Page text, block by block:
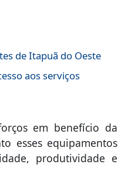
de Itapuã do Oeste
aos serviços
em benefício da
esses equipamentos
produtividade e